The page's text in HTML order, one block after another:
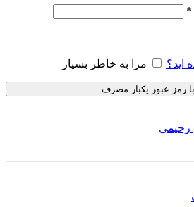
*
اید؟ مرا به خاطر بسپار
رمز عبور یکبار مصرف